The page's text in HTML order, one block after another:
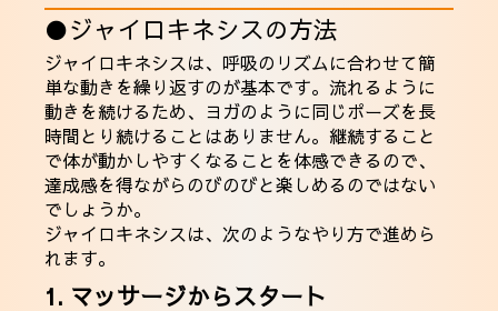
●ジャイロキネシスの方法
ジャイロキネシスは、呼吸のリズムに合わせて簡
単な動きを繰り返すのが基本です。流れるように
動きを続けるため、ヨガのように同じポーズを長
時間とり続けることはありません。継続すること
で体が動かしやすくなることを体感できるので、
達成感を得ながらのびのびと楽しめるのではない
でしょうか。
ジャイロキネシスは、次のようなやり方で進めら
れます。
1. マッサージからスタート